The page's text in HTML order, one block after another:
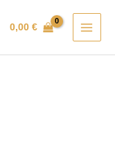
0,00€